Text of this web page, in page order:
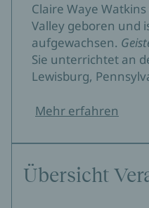
Claire Waye
Valley geboren und
aufgewachsen.
Sie unterrichtet an
Lewisburg,
Mehr erfahren
Übersicht